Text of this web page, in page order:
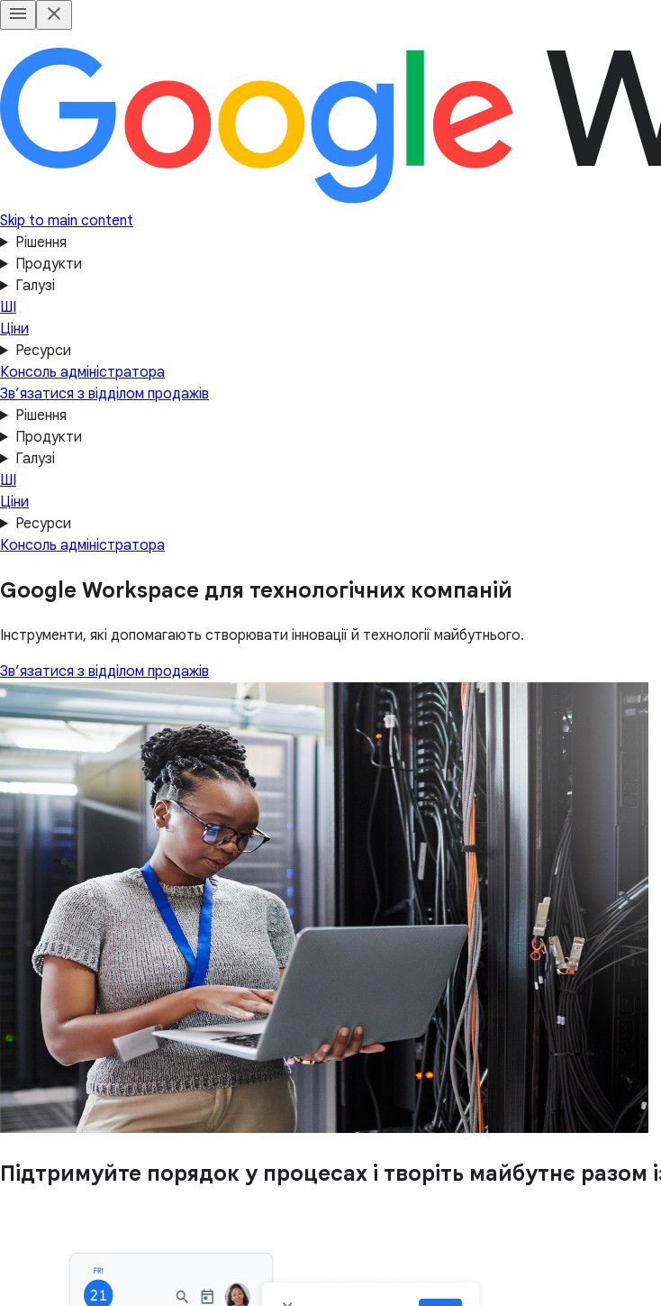
Skip to main content
Рішення
Продукти
Галузі
ШІ
Ціни
Ресурси
Консоль адміністратора
Зв’язатися з відділом продажів
Рішення
Продукти
Галузі
ШІ
Ціни
Ресурси
Консоль адміністратора
Google Workspace для технологічних компаній
Інструменти, які допомагають створювати інновації й технології майбутнього.
Зв’язатися з відділом продажів
Підтримуйте порядок у процесах і творіть майбутнє